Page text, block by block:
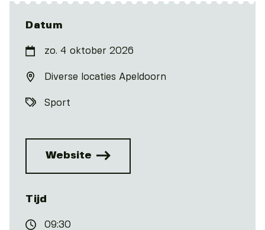
Datum
zo. 4 oktober 2026
Diverse locaties Apeldoorn
Sport
Website
Tijd
09:30